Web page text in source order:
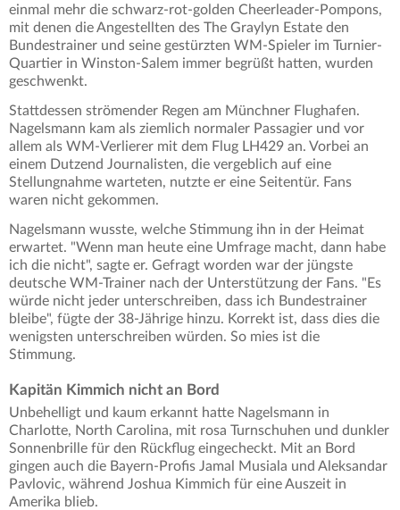
einmal mehr die schwarz-rot-golden Cheerleader-Pompons,
mit denen die Angestellten des The Graylyn Estate den
Bundestrainer und seine gestürzten WM-Spieler im Turnier-
Quartier in Winston-Salem immer begrüßt hatten, wurden
geschwenkt.
Stattdessen strömender Regen am Münchner Flughafen.
Nagelsmann kam als ziemlich normaler Passagier und vor
allem als WM-Verlierer mit dem Flug LH429 an. Vorbei an
einem Dutzend Journalisten, die vergeblich auf eine
Stellungnahme warteten, nutzte er eine Seitentür. Fans
waren nicht gekommen.
Nagelsmann wusste, welche Stimmung ihn in der Heimat
erwartet. "Wenn man heute eine Umfrage macht, dann habe
ich die nicht", sagte er. Gefragt worden war der jüngste
deutsche WM-Trainer nach der Unterstützung der Fans. "Es
würde nicht jeder unterschreiben, dass ich Bundestrainer
bleibe", fügte der 38-Jährige hinzu. Korrekt ist, dass dies die
wenigsten unterschreiben würden. So mies ist die
Stimmung.
Kapitän Kimmich nicht an Bord
Unbehelligt und kaum erkannt hatte Nagelsmann in
Charlotte, North Carolina, mit rosa Turnschuhen und dunkler
Sonnenbrille für den Rückflug eingecheckt. Mit an Bord
gingen auch die Bayern-Profis Jamal Musiala und Aleksandar
Pavlovic, während Joshua Kimmich für eine Auszeit in
Amerika blieb.